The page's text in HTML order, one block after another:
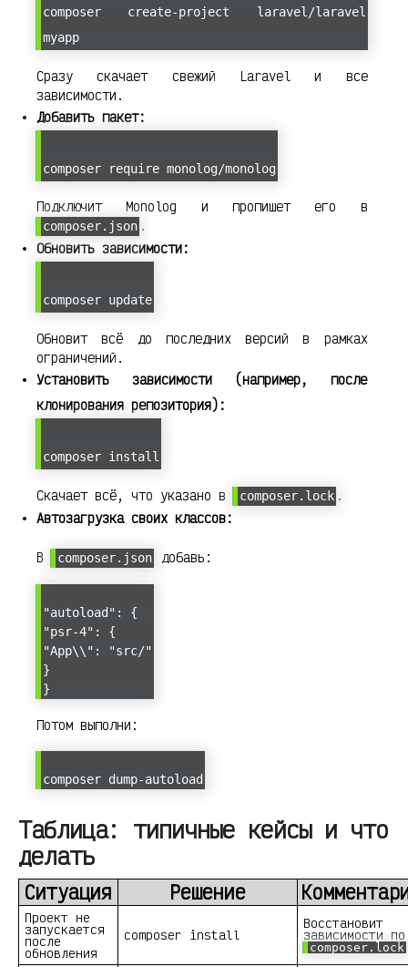
composer create-project laravel/laravel
myapp
Сразу скачает свежий Laravel и все
зависимости.
Добавить пакет:
composer require monolog/monolog
Подключит Monolog и пропишет его в
composer.json .
Обновить зависимости:
composer update
Обновит всё до последних версий в рамках
ограничений.
Установить зависимости (например, после
клонирования репозитория):
composer install
Скачает всё, что указано в composer.lock .
Автозагрузка своих классов:
В composer.json добавь:
"autoload": {
"psr-4": {
"App\\": "src/"
}
}
Потом выполни:
composer dump-autoload
Таблица: типичные кейсы и что
делать
Ситуация Решение
Проект не
запускается
после
обновления
composer install
Восстановит
зависимости по
composer.lock